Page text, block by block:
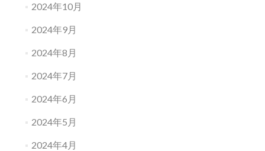
2024年10月
2024年9月
2024年8月
2024年7月
2024年6月
2024年5月
2024年4月